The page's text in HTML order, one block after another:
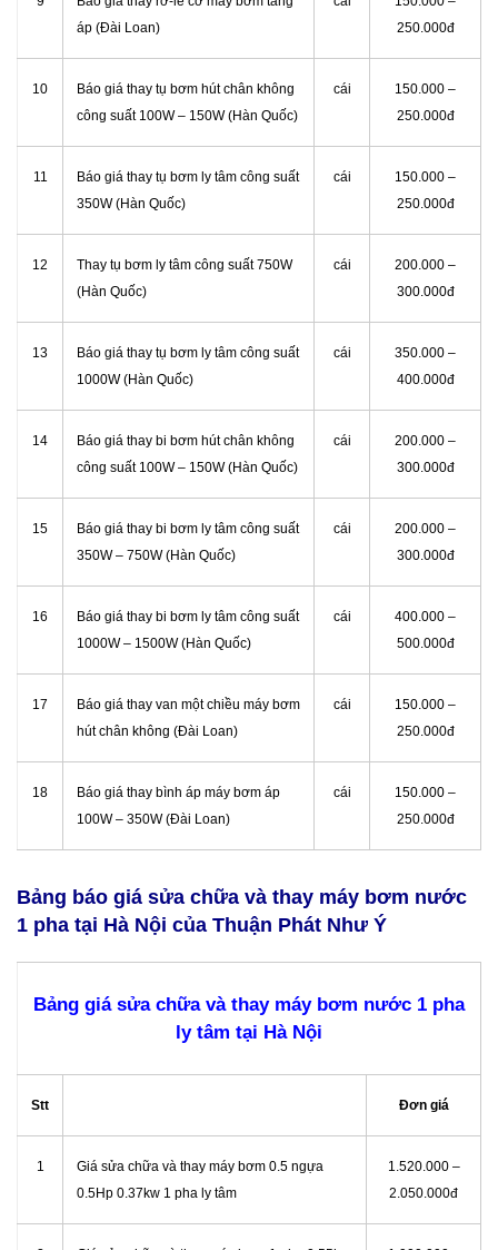
áp (Đài Loan)
250.000đ
10
Báo giá thay tụ bơm hút chân không
công suất 100W – 150W (Hàn Quốc)
cái
150.000 –
250.000đ
11
Báo giá thay tụ bơm ly tâm công suất
350W (Hàn Quốc)
cái
150.000 –
250.000đ
12
Thay tụ bơm ly tâm công suất 750W
(Hàn Quốc)
cái
200.000 –
300.000đ
13
Báo giá thay tụ bơm ly tâm công suất
1000W (Hàn Quốc)
cái
350.000 –
400.000đ
14
Báo giá thay bi bơm hút chân không
công suất 100W – 150W (Hàn Quốc)
cái
200.000 –
300.000đ
15
Báo giá thay bi bơm ly tâm công suất
350W – 750W (Hàn Quốc)
cái
200.000 –
300.000đ
16
Báo giá thay bi bơm ly tâm công suất
1000W – 1500W (Hàn Quốc)
cái
400.000 –
500.000đ
17
Báo giá thay van một chiều máy bơm
hút chân không (Đài Loan)
cái
150.000 –
250.000đ
18
Báo giá thay bình áp máy bơm áp
100W – 350W (Đài Loan)
cái
150.000 –
250.000đ
Bảng báo giá sửa chữa và thay máy bơm nước
1 pha tại Hà Nội của Thuận Phát Như Ý
Bảng giá sửa chữa và thay máy bơm nước 1 pha
ly tâm tại Hà Nội
Stt Đơn giá
1
Giá sửa chữa và thay máy bơm 0.5 ngựa
0.5Hp 0.37kw 1 pha ly tâm
1.520.000 –
2.050.000đ